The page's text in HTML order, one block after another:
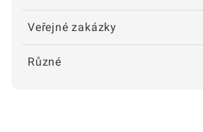
Veřejné zakázky
Různé